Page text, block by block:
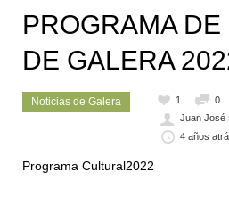
PROGRAMA DE
DE GALERA
Noticias de Galera 1
0
Juan José
4 años
Programa Cultural2022